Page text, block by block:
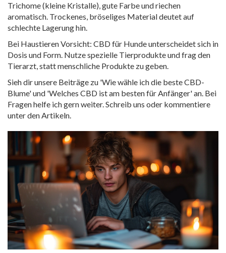
Trichome (kleine Kristalle), gute Farbe und riechen
aromatisch. Trockenes, bröseliges Material deutet auf
schlechte Lagerung hin.
Bei Haustieren Vorsicht: CBD für Hunde unterscheidet sich in
Dosis und Form. Nutze spezielle Tierprodukte und frag den
Tierarzt, statt menschliche Produkte zu geben.
Sieh dir unsere Beiträge zu 'Wie wähle ich die beste CBD-
Blume' und 'Welches CBD ist am besten für Anfänger' an. Bei
Fragen helfe ich gern weiter. Schreib uns oder kommentiere
unter den Artikeln.